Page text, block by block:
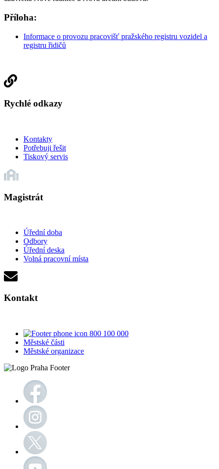
Příloha:
Informace o provozu pracovišť pražského registru vozidel a
registru řidičů
Rychlé odkazy
Kontakty
Potřebuji řešit
Tiskový servis
Magistrát
Úřední doba
Odbory
Úřední deska
Volná pracovní místa
Kontakt
800 100 000
Městské části
Městské organizace